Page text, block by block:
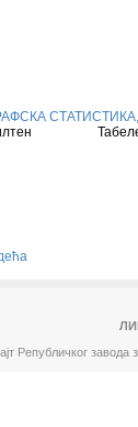
СТАТИСТИКА,
Републичког